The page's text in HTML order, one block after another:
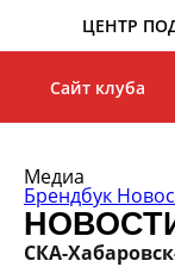
ЦЕНТР
Сайт клуба
Медиа
Брендбук
СКА-